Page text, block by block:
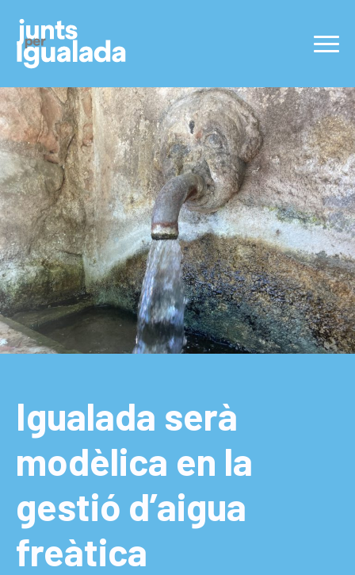
Igualada serà
modèlica en la
gestió d’aigua
freàtica